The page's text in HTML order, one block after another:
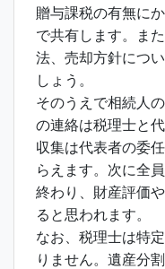
贈与課税の有無に
で共有します。ま
法、売却方針につ
しょう。
そのうえで相続人
の連絡は税理士と
収集は代表者の委
らえます。次に全
終わり、財産評価
ると思われます。
なお、税理士は特
りません。遺産分